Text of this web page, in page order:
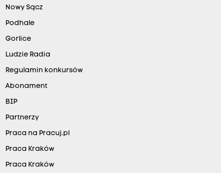
Nowy Sącz
Podhale
Gorlice
Ludzie Radia
Regulamin konkursów
Abonament
BIP
Partnerzy
Praca na Pracuj.pl
Praca Kraków
Praca Kraków